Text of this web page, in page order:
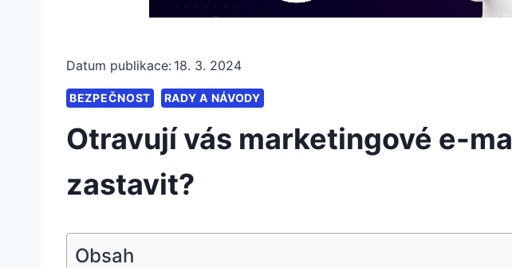
Datum publikace: 18. 3. 2024
BEZPEČNOST RADY A NÁVODY
Otravují vás marketingové e-
zastavit?
Obsah